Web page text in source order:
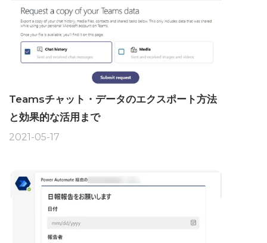
Teamsチャット・データのエクスポート方法
と効果的な活用まで
2021-05-17